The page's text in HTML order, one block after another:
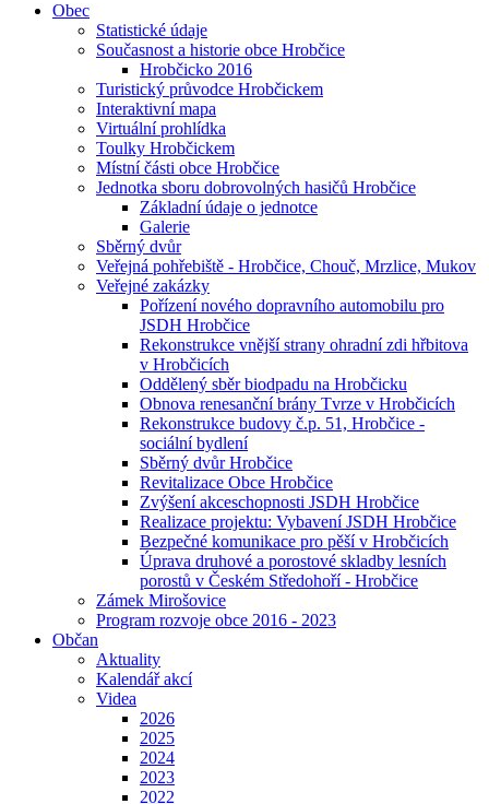
Obec
Statistické údaje
Současnost a historie obce Hrobčice
Hrobčicko 2016
Turistický průvodce Hrobčickem
Interaktivní mapa
Virtuální prohlídka
Toulky Hrobčickem
Místní části obce Hrobčice
Jednotka sboru dobrovolných hasičů Hrobčice
Základní údaje o jednotce
Galerie
Sběrný dvůr
Veřejná pohřebiště - Hrobčice, Chouč, Mrzlice, Mukov
Veřejné zakázky
Pořízení nového dopravního automobilu pro
JSDH Hrobčice
Rekonstrukce vnější strany ohradní zdi hřbitova
v Hrobčicích
Oddělený sběr biodpadu na Hrobčicku
Obnova renesanční brány Tvrze v Hrobčicích
Rekonstrukce budovy č.p. 51, Hrobčice -
sociální bydlení
Sběrný dvůr Hrobčice
Revitalizace Obce Hrobčice
Zvýšení akceschopnosti JSDH Hrobčice
Realizace projektu: Vybavení JSDH Hrobčice
Bezpečné komunikace pro pěší v Hrobčicích
Úprava druhové a porostové skladby lesních
porostů v Českém Středohoří - Hrobčice
Zámek Mirošovice
Program rozvoje obce 2016 - 2023
Občan
Aktuality
Kalendář akcí
Videa
2026
2025
2024
2023
2022